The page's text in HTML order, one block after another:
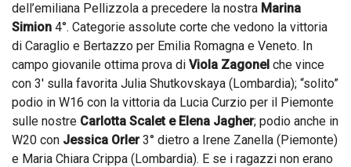
dell’emiliana Pellizzola a precedere la nostra Marina
Simion 4°. Categorie assolute corte che vedono la vittoria
di Caraglio e Bertazzo per Emilia Romagna e Veneto. In
campo giovanile ottima prova di Viola Zagonel che vince
con 3′ sulla favorita Julia Shutkovskaya (Lombardia); “solito”
podio in W16 con la vittoria da Lucia Curzio per il Piemonte
sulle nostre Carlotta Scalet e Elena Jagher; podio anche in
W20 con Jessica Orler3° dietro a Irene Zanella (Piemonte)
e Maria Chiara Crippa (Lombardia). E se i ragazzi non erano